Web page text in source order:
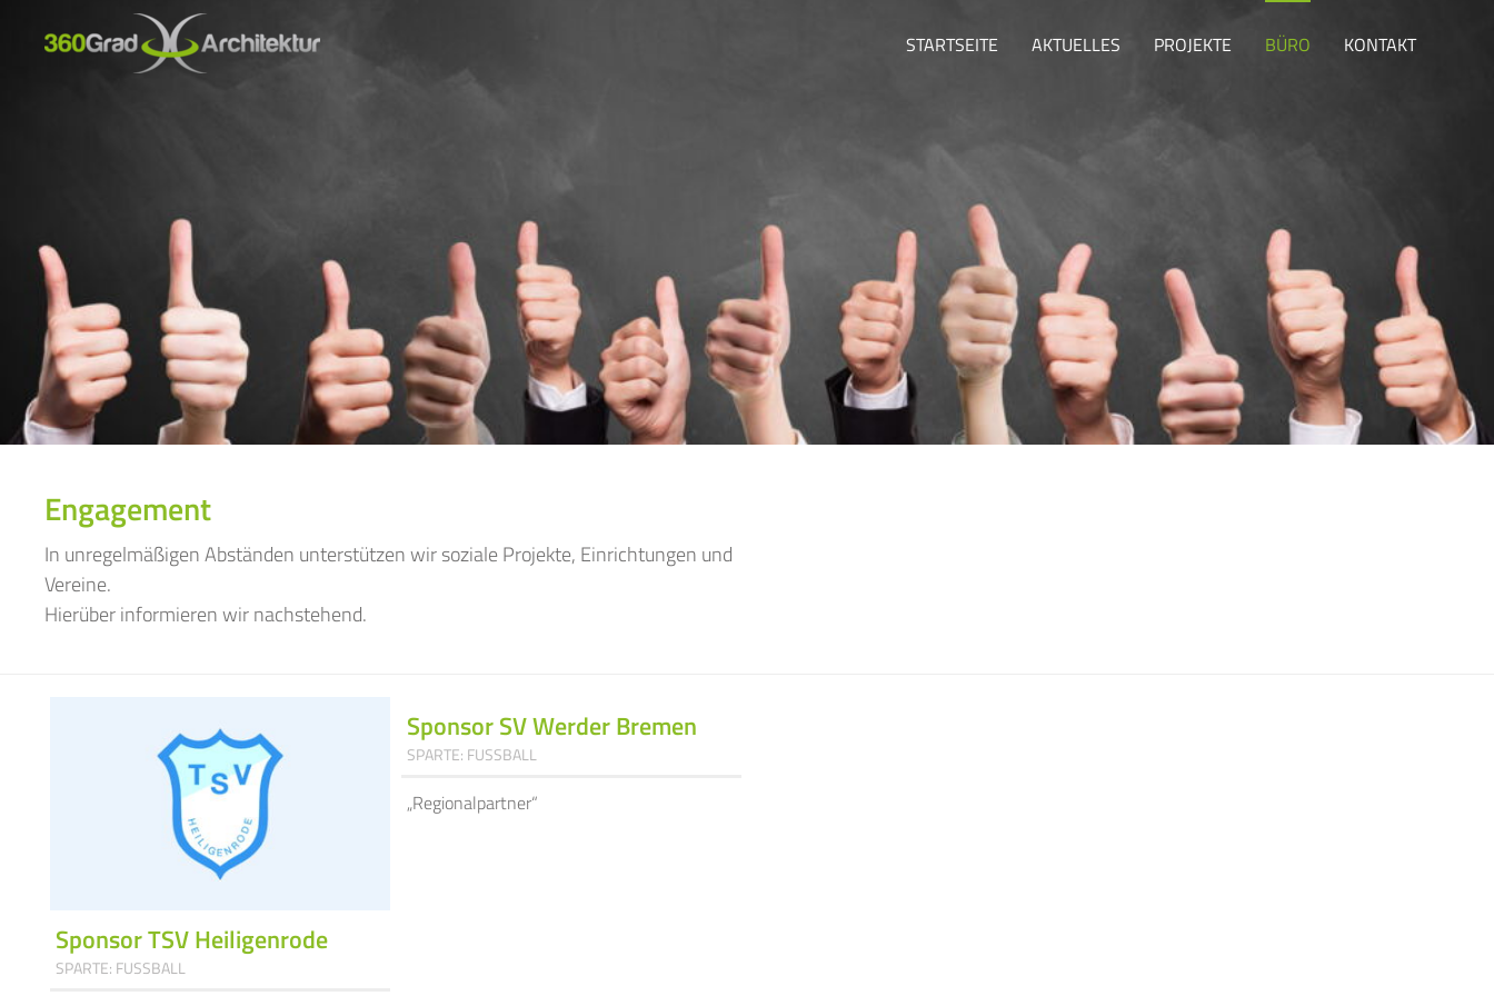
STARTSEITE AKTUELLES PROJEKTE BÜRO KONTAKT
Engagement
In unregelmäßigen Abständen unterstützen wir soziale Projekte, Einrichtungen und
Vereine.
Hierüber informieren wir nachstehend.
Sponsor TSV Heiligenrode
SPARTE: FUSSBALL
Sponsor SV Werder Bremen
SPARTE: FUSSBALL
„Regionalpartner“